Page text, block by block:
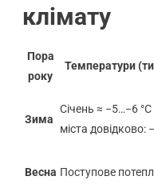
клімату
Пора
року
Температури
Зима
Січень ≈ −5…−6
міста довідково:
Весна Поступове